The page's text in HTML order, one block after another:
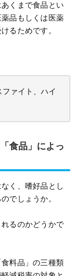
くまで食品とい
品もしくは医薬
るためです。
ァイト、ハイ
食品」によっ
く、嗜好品とし
でしょうか。
るのかどうかで
料品」の三種類